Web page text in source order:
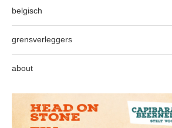
belgisch
grensverleggers
about